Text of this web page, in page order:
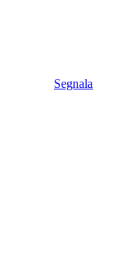
Segnala